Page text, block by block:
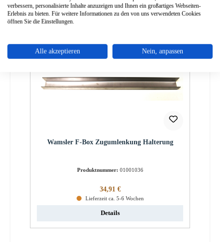
Wamsler F-Box Zugumlenkung Halterung
Produktnummer: 01001036
Regulärer Preis:
34,91 €
Lieferzeit ca. 5-6 Wochen
Details
verbessern, personalisierte Inhalte anzuzeigen und Ihnen ein großartiges Webseiten-
Erlebnis zu bieten. Für weitere Informationen zu den von uns verwendeten Cookies
öffnen Sie die Einstellungen.
Alle akzeptieren Nein, anpassen